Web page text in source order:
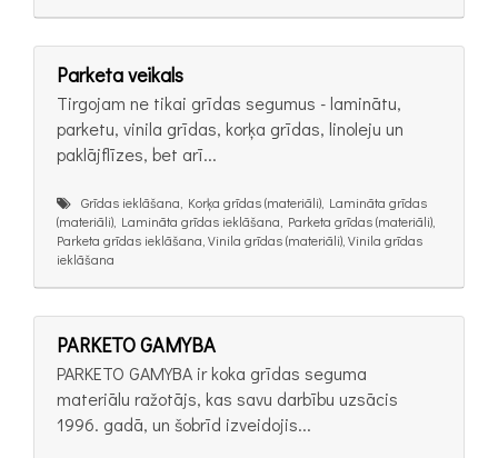
Parketa veikals
Tirgojam ne tikai grīdas segumus - laminātu,
parketu, vinila grīdas, korķa grīdas, linoleju un
paklājflīzes, bet arī...
Grīdas ieklāšana, Korķa grīdas (materiāli), Lamināta grīdas
(materiāli), Lamināta grīdas ieklāšana, Parketa grīdas (materiāli),
Parketa grīdas ieklāšana, Vinila grīdas (materiāli), Vinila grīdas
ieklāšana
PARKETO GAMYBA
PARKETO GAMYBA ir koka grīdas seguma
materiālu ražotājs, kas savu darbību uzsācis
1996. gadā, un šobrīd izveidojis...